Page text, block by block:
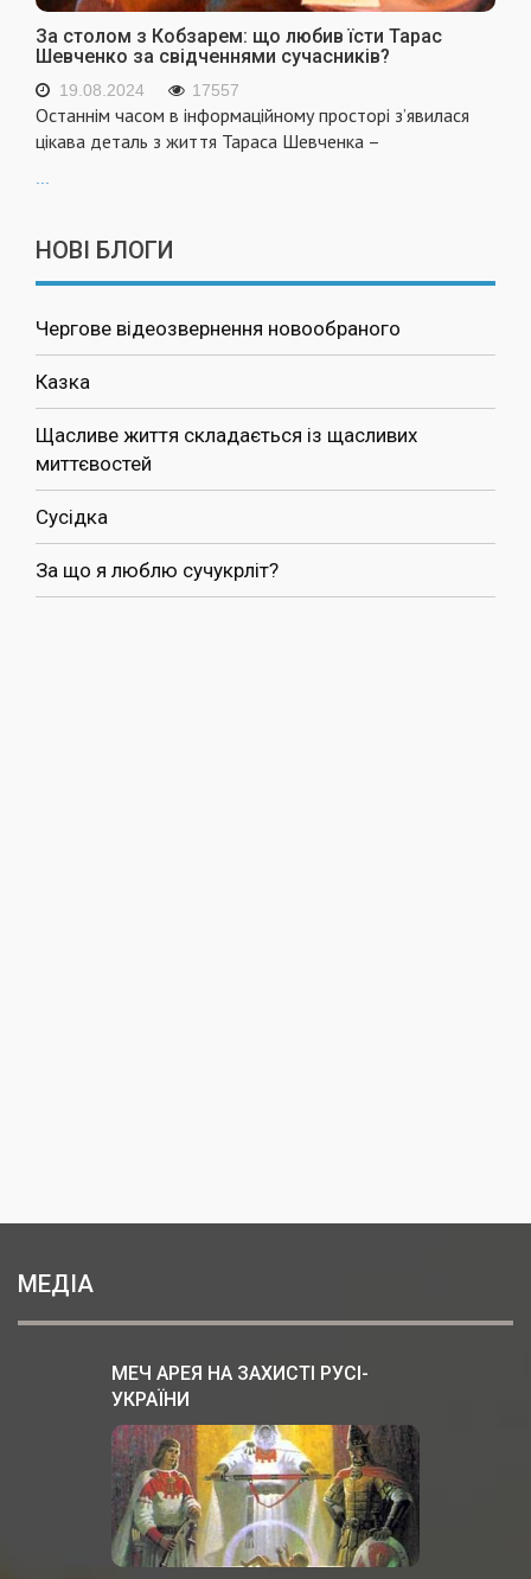
За столом з Кобзарем: що любив їсти Тарас
Шевченко за свідченнями сучасників?
19.08.2024 17557
Останнім часом в інформаційному просторі з’явилася
цікава деталь з життя Тараса Шевченка –
НОВІ БЛОГИ
Чергове відеозвернення новообраного
Казка
Щасливе життя складається із щасливих
миттєвостей
Сусідка
За що я люблю сучукрліт?
МЕДІА
МЕЧ АРЕЯ НА ЗАХИСТІ РУСІ-
УКРАЇНИ